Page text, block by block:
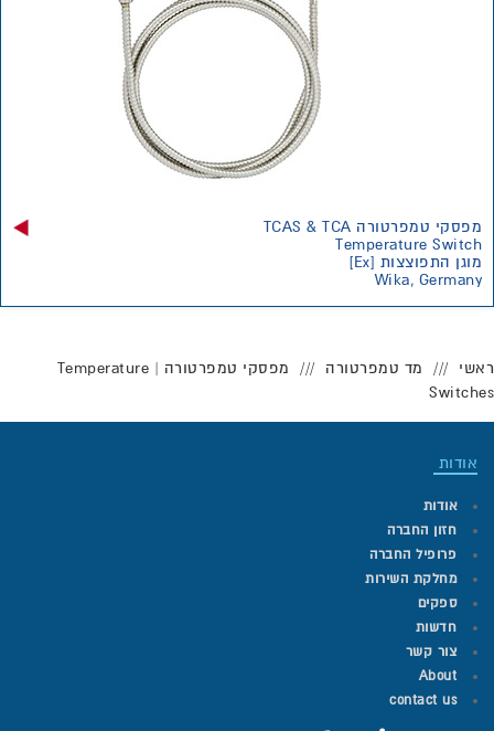
מפסקי טמפרטורה TCAS & TCA
Temperature Switch
מוגן התפוצצות [Ex]
Wika, Germany
ראשי מד טמפרטורה
מפסקי טמפרטורה | Temperature
Switches
אודות
אודות
חזון החברה
פרופיל החברה
מחלקת השירות
ספקים
חדשות
צור קשר
About
contact us